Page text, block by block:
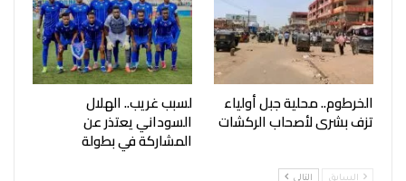
الخرطوم.. محلية جبل أولياء
تزف بشرى لأصحاب الركشات
لسبب غريب.. الهلال
السوداني يعتذر عن
المشاركة في بطولة
السابق التالي